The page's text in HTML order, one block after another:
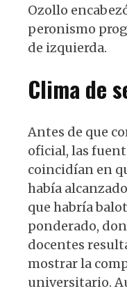
Ozollo
peronismo
de izquierda.
Clima de
Antes de que
oficial, las
coincidían en
había
que habría
ponderado,
docentes
mostrar la
universitario.